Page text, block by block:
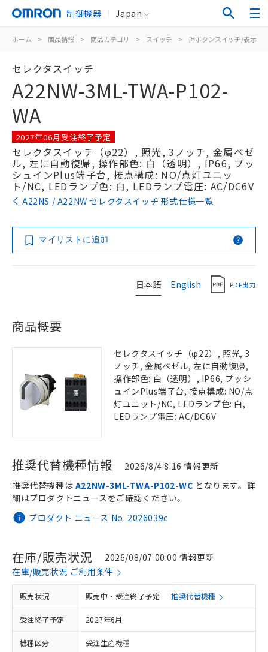
制御機器 Japan
ホーム > 商品情報 > 商品カテゴリ > スイッチ > 押ボタンスイッチ/表示灯
セレクタスイッチ
A22NW-3ML-TWA-P102-
WA
2027年06月受注終了予定
セレクタスイッチ（φ22）, 照光, 3ノッチ, 金属ベゼ
ル, 左に自動復帰, 操作部色: 白（透明）, IP66, プッ
シュインPlus端子台, 接点構成: NO/点灯ユニッ
ト/NC, LEDランプ色: 白, LEDランプ電圧: AC/DC6V
A22NS / A22NW セレクタスイッチ 形式仕様一覧
マイリストに追加
日本語 English PDF出力
商品概要
セレクタスイッチ（φ22）, 照光, 3
ノッチ, 金属ベゼル, 左に自動復帰,
操作部色: 白（透明）, IP66, プッシ
ュインPlus端子台, 接点構成: NO/点
灯ユニット/NC, LEDランプ色: 白,
LEDランプ電圧: AC/DC6V
推奨代替機種情報 2026/8/4 8:16 情報更新
プロダクト ニュース No. 2026039c
推奨代替機種は A22NW-3ML-TWA-P102-WC となります。詳
細はプロダクトニュースをご確認ください。
在庫/販売状況
2026/08/07 00:00 情報更新
在庫/販売状況 ご利用条件
販売状況 販売中・受注終了予定 推奨代替機種
受注終了予定 2027年6月
機種区分 受注生産機種